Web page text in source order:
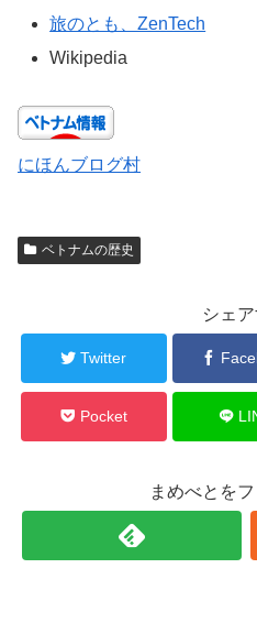
旅のとも、ZenTech
Wikipedia
にほんブログ村
ベトナムの歴史
シェ
Twitter
Pocket
まめべとを